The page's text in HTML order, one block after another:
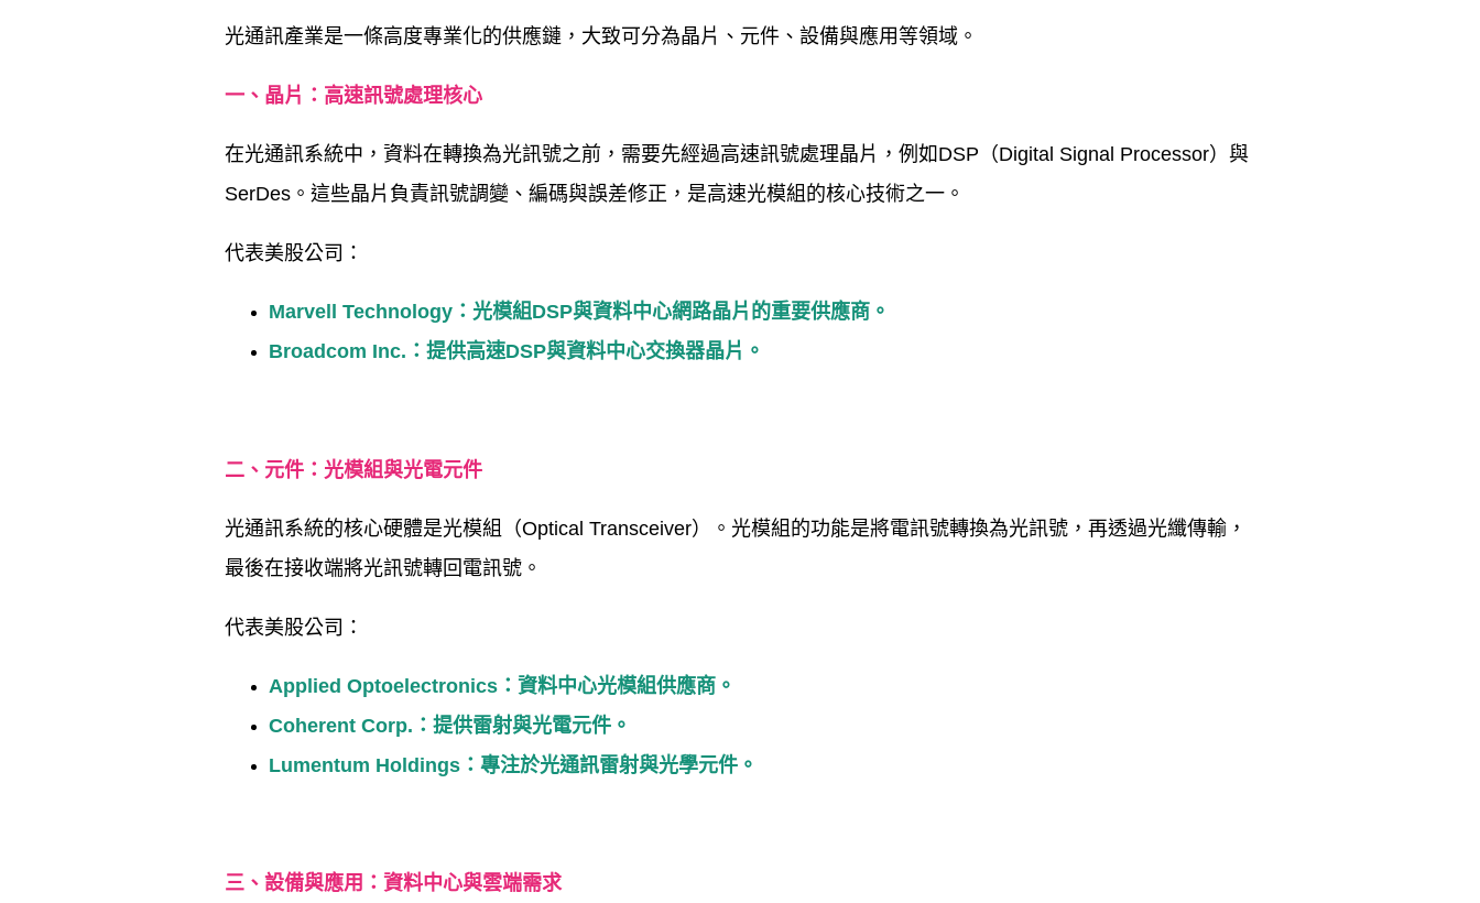
光通訊產業是一條高度專業化的供應鏈，大致可分為晶片、元件、設備與應用等領域。
一、晶片：高速訊號處理核心
在光通訊系統中，資料在轉換為光訊號之前，需要先經過高速訊號處理晶片，例如 DSP （Digital Signal Processor）與
SerDes。這些晶片負責訊號調變、編碼與誤差修正，是高速光模組的核心技術之一。
代表美股公司：
Marvell Technology：光模組DSP與資料中心網路晶片的重要供應商。
Broadcom Inc. ：提供高速DSP與資料中心交換器晶片。
二、元件：光模組與光電元件
光通訊系統的核心硬體是光模組（Optical Transceiver）。光模組的功能是將電訊號轉換為光訊號，再透過光纖傳輸，
最後在接收端將光訊號轉回電訊號。
代表美股公司：
Applied Optoelectronics：資料中心光模組供應商。
Coherent Corp. ：提供雷射與光電元件。
Lumentum Holdings：專注於光通訊雷射與光學元件。
三、設備與應用：資料中心與雲端需求